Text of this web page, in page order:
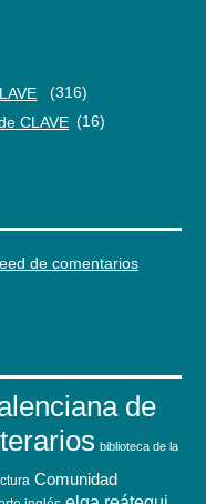
(316)
CLAVE (16)
de comentarios
de
biblioteca de la
Comunidad